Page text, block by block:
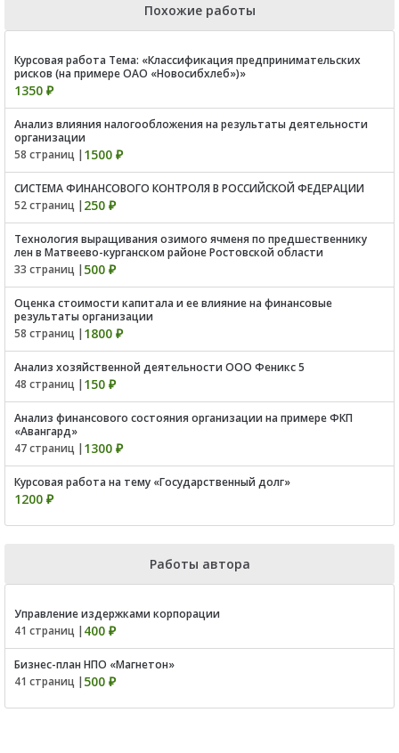
Похожие работы
Курсовая работа Тема: «Классификация предпринимательских
рисков (на примере ОАО «Новосибхлеб»)»
1350 ₽
Анализ влияния налогообложения на результаты деятельности
организации
58 страниц | 1500 ₽
СИСТЕМА ФИНАНСОВОГО КОНТРОЛЯ В РОССИЙСКОЙ ФЕДЕРАЦИИ
52 страниц | 250 ₽
Технология выращивания озимого ячменя по предшественнику
лен в Матвеево-курганском районе Ростовской области
33 страниц | 500 ₽
Оценка стоимости капитала и ее влияние на финансовые
результаты организации
58 страниц | 1800 ₽
Анализ хозяйственной деятельности ООО Феникс 5
48 страниц | 150 ₽
Анализ финансового состояния организации на примере ФКП
«Авангард»
47 страниц | 1300 ₽
Курсовая работа на тему «Государственный долг»
1200 ₽
Работы автора
Управление издержками корпорации
41 страниц | 400 ₽
Бизнес-план НПО «Магнетон»
41 страниц | 500 ₽